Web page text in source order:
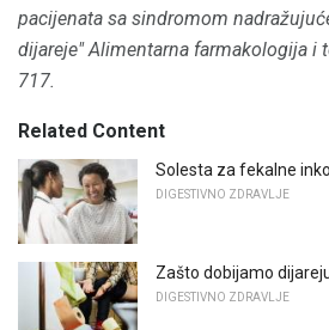
pacijenata sa sindromom
dijareje"Alimentarna farmakologija i
717.
Related Content
Solesta za fekalne
DIGESTIVNO ZDRAVLJE
Zašto dobijamo
DIGESTIVNO ZDRAVLJE